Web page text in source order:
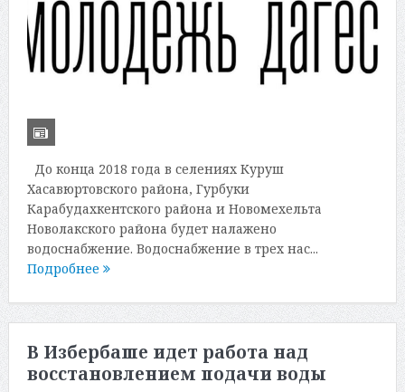
До конца 2018 года в селениях Куруш
Хасавюртовского района, Гурбуки
Карабудахкентского района и Новомехельта
Новолакского района будет налажено
водоснабжение. Водоснабжение в трех нас...
Подробнее
В Избербаше идет работа над
восстановлением подачи воды